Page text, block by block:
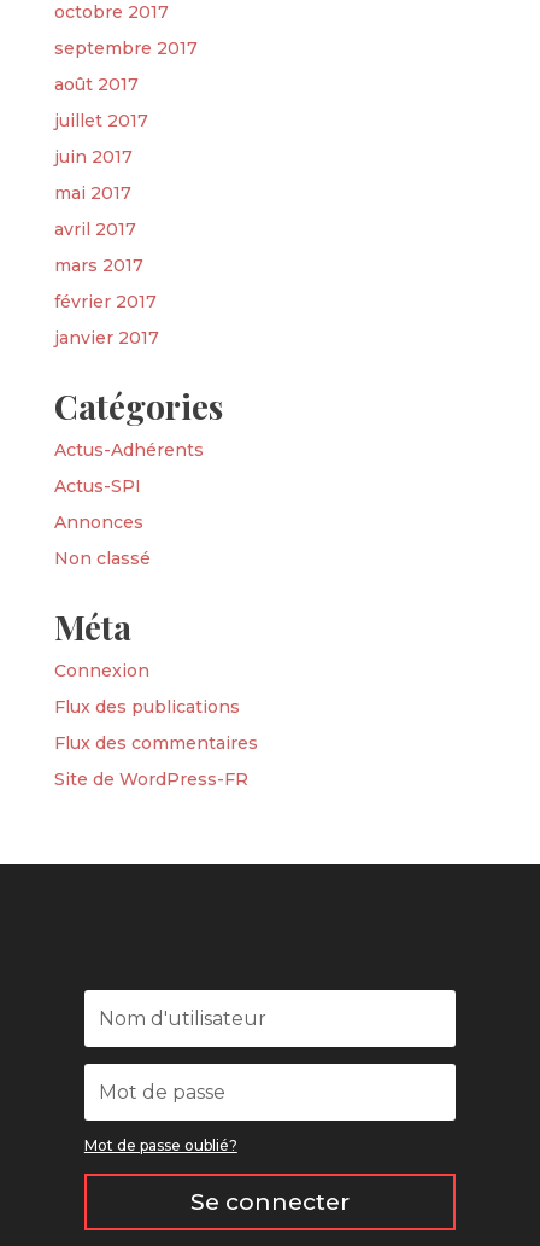
octobre 2017
septembre 2017
août 2017
juillet 2017
juin 2017
mai 2017
avril 2017
mars 2017
février 2017
janvier 2017
Catégories
Actus-Adhérents
Actus-SPI
Annonces
Non classé
Méta
Connexion
Flux des publications
Flux des commentaires
Site de WordPress-FR
Mot de passe oublié?
Se connecter